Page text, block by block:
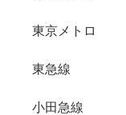
東京メトロ
東急線
小田急線